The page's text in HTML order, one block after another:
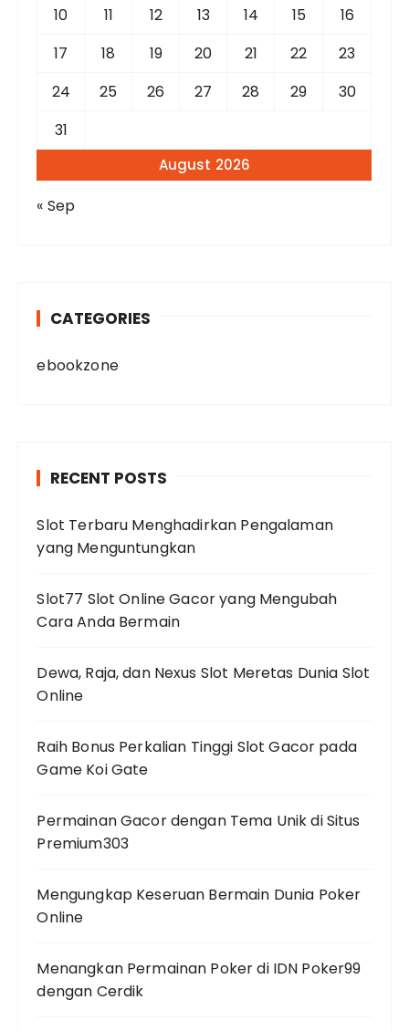
August 2026
10 11 12 13 14 15
16
17
18 19 20 21 22
23
24
25 26 27 28 29
30
31
« Sep
CATEGORIES
ebookzone
RECENT POSTS
Slot Terbaru Menghadirkan Pengalaman
yang Menguntungkan
Slot77 Slot Online Gacor yang Mengubah
Cara Anda Bermain
Dewa, Raja, dan Nexus Slot Meretas Dunia Slot
Online
Raih Bonus Perkalian Tinggi Slot Gacor pada
Game Koi Gate
Permainan Gacor dengan Tema Unik di Situs
Premium303
Mengungkap Keseruan Bermain Dunia Poker
Online
Menangkan Permainan Poker di IDN Poker99
dengan Cerdik